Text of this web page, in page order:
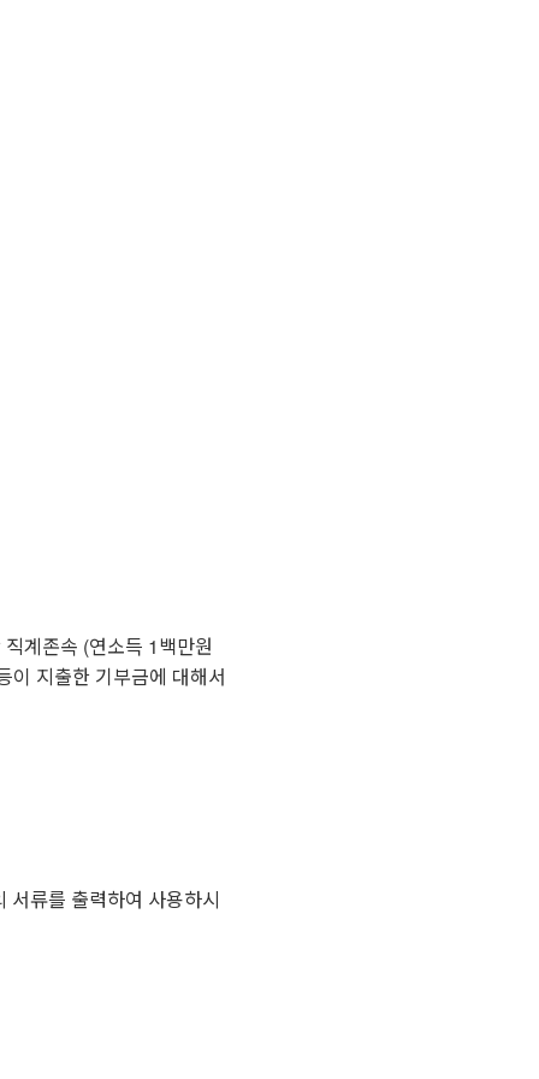
계존속 (연소득 1백만원
이 지출한 기부금에 대해서
서류를 출력하여 사용하시